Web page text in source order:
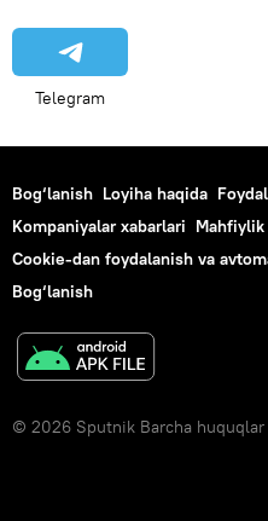
Telegram
Bog‘lanish Loyiha haqida
Kompaniyalar xabarlari
Cookie-dan foydalanish va
Bog‘lanish
© 2026 Sputnik Barcha huquqlar